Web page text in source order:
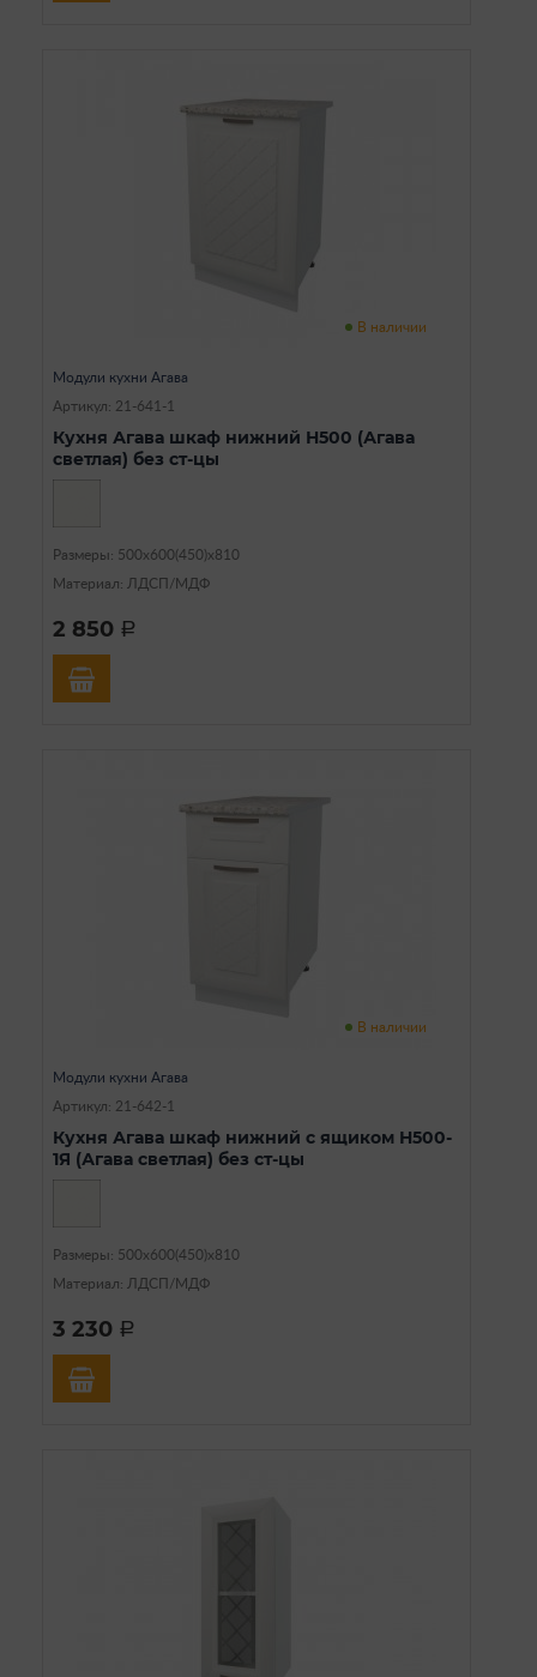
В наличии
Модули кухни Агава
Артикул: 21-641-1
Кухня Агава шкаф нижний Н500 (Агава
светлая) без ст-цы
Размеры: 500х600(450)х810
Материал: ЛДСП/МДФ
2 850 a
В наличии
Модули кухни Агава
Артикул: 21-642-1
Кухня Агава шкаф нижний с ящиком Н500-
1Я (Агава светлая) без ст-цы
Размеры: 500х600(450)х810
Материал: ЛДСП/МДФ
3 230 a